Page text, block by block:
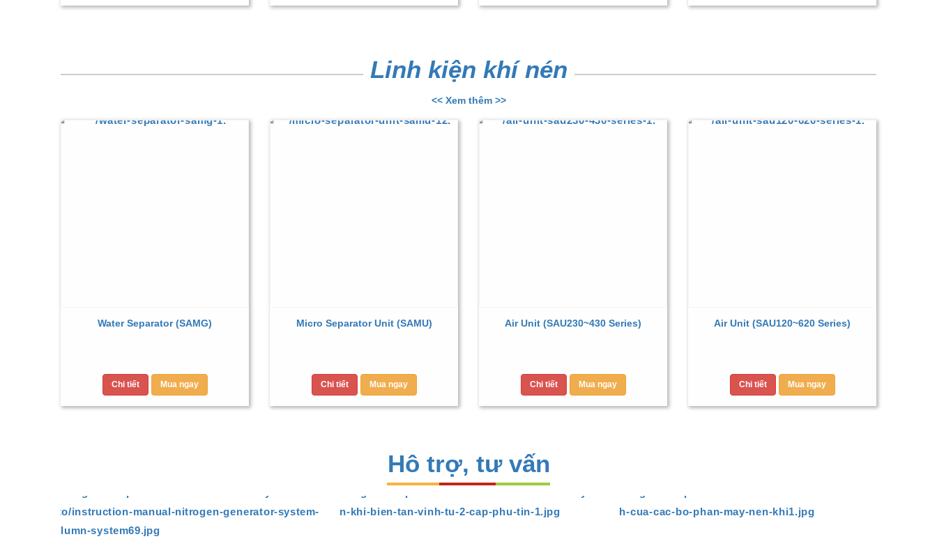
Linh kiện khí nén
<< Xem thêm >>
Water Separator (SAMG)
Chi tiết Mua ngay
Micro Separator Unit (SAMU)
Chi tiết Mua ngay
Air Unit (SAU230~430 Series)
Chi tiết Mua ngay
Air Unit (SAU120~620 Series)
Chi tiết Mua ngay
Hô trợ, tư vấn